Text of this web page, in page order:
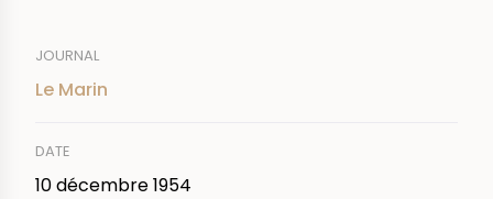
JOURNAL
Le Marin
DATE
10 décembre 1954